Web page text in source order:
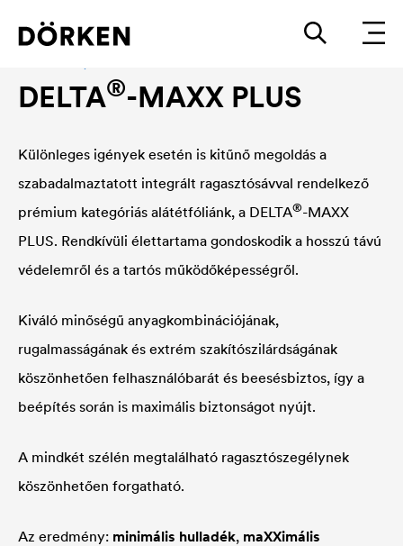
DELTA®-MAXX PLUS
Különleges igények esetén is kitűnő megoldás a
szabadalmaztatott integrált ragasztósávval rendelkező
prémium kategóriás alátétfóliánk, a DELTA®-MAXX
PLUS. Rendkívüli élettartama gondoskodik a hosszú távú
védelemről és a tartós működőképességről.
Kiváló minőségű anyagkombinációjának,
rugalmasságának és extrém szakítószilárdságának
köszönhetően felhasználóbarát és beesésbiztos, így a
beépítés során is maximális biztonságot nyújt.
A mindkét szélén megtalálható ragasztószegélynek
köszönhetően forgatható.
Az eredmény: minimális hulladék, maXXimális